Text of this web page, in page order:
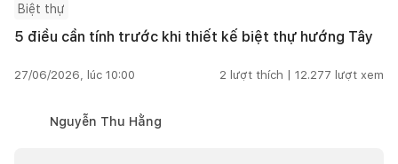
Biệt thự
5 điều cần tính trước khi thiết kế biệt thự hướng Tây
27/06/2026, lúc 10:00 2 lượt thích | 12.277 lượt xem
Nguyễn Thu Hằng